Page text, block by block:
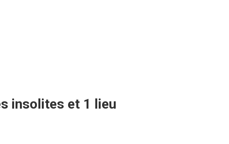
insolites et 1 lieu